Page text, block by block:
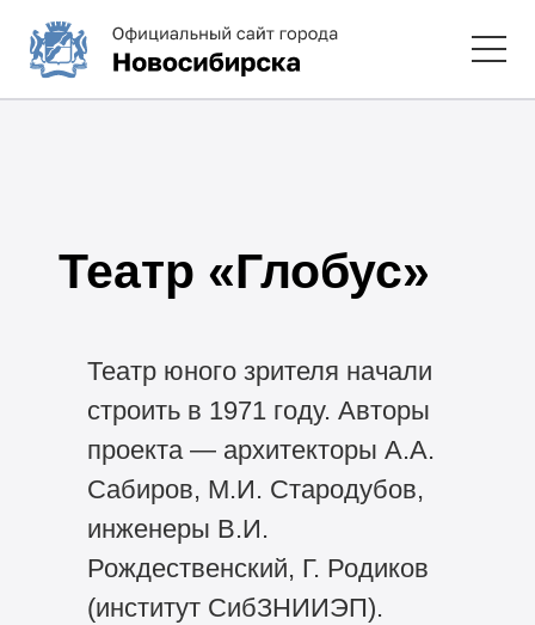
Театр «Глобус»
Театр юного зрителя начали
строить в 1971 году. Авторы
проекта — архитекторы А.А.
Сабиров, М.И. Стародубов,
инженеры В.И.
Рождественский, Г. Родиков
(институт СибЗНИИЭП).